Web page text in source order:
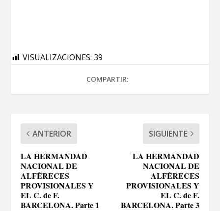
VISUALIZACIONES: 39
COMPARTIR:
ANTERIOR
LA HERMANDAD
NACIONAL DE
ALFÉRECES
PROVISIONALES Y
EL C. de F.
BARCELONA. Parte 1
SIGUIENTE
LA HERMANDAD
NACIONAL DE
ALFÉRECES
PROVISIONALES Y
EL C. de F.
BARCELONA. Parte 3